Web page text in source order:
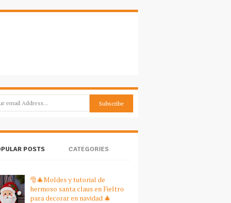
POSTS CATEGORIES
🎅🎄Moldes y tutorial de
hermoso santa claus en Fieltro
para decorar en navidad 🎄